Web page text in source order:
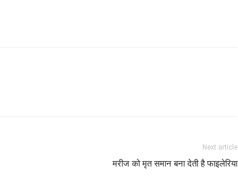
Next article
मरीज को मृत समान बना देती है फाइलेरिया